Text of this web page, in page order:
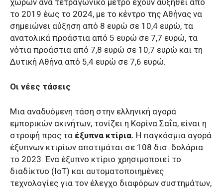
χώρων ανά τετραγωνικό μέτρο έχουν αυξηθεί από
το 2019 έως το 2024, με το κέντρο της Αθήνας να
σημειώνει αύξηση από 8 ευρώ σε 10,4 ευρώ, τα
ανατολικά προάστια από 5 ευρώ σε 7,7 ευρώ, τα
νότια προάστια από 7,8 ευρώ σε 10,7 ευρώ και τη
Δυτική Αθήνα από 5,4 ευρώ σε 7,6 ευρώ.
Οι νέες τάσεις
Μια αναδυόμενη τάση στην ελληνική αγορά
εμπορικών ακινήτων, τονίζει η Κορίνα Σαΐα, είναι η
στροφή προς τα έξυπνα κτίρια. Η παγκόσμια αγορά
έξυπνων κτιρίων αποτιμάται σε 108 δισ. δολάρια
το 2023. Ένα έξυπνο κτίριο χρησιμοποιεί το
διαδίκτυο (IoT) και αυτοματοποιημένες
τεχνολογίες για τον έλεγχο διαφόρων συστημάτων,